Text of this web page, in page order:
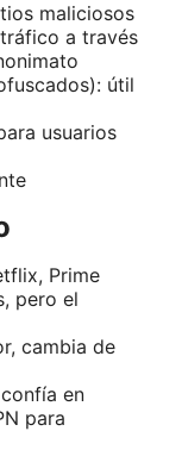
maliciosos
a través
útil
usuarios
Prime
pero el
cambia de
en
para